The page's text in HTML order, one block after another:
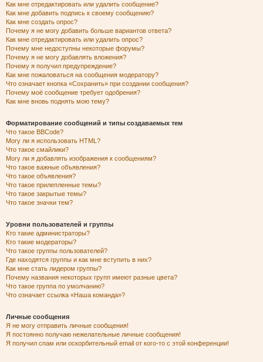
Как мне отредактировать или удалить сообщение?
Как мне добавить подпись к своему сообщению?
Как мне создать опрос?
Почему я не могу добавить больше вариантов ответа?
Как мне отредактировать или удалить опрос?
Почему мне недоступны некоторые форумы?
Почему я не могу добавлять вложения?
Почему я получил предупреждение?
Как мне пожаловаться на сообщения модератору?
Что означает кнопка «Сохранить» при создании сообщения?
Почему моё сообщение требует одобрения?
Как мне вновь поднять мою тему?
Форматирование сообщений и типы создаваемых тем
Что такое BBCode?
Могу ли я использовать HTML?
Что такое смайлики?
Могу ли я добавлять изображения к сообщениям?
Что такое важные объявления?
Что такое объявления?
Что такое прилепленные темы?
Что такое закрытые темы?
Что такое значки тем?
Уровни пользователей и группы
Кто такие администраторы?
Кто такие модераторы?
Что такое группы пользователей?
Где находятся группы и как мне вступить в них?
Как мне стать лидером группы?
Почему названия некоторых групп имеют разные цвета?
Что такое группа по умолчанию?
Что означает ссылка «Наша команда»?
Личные сообщения
Я не могу отправить личные сообщения!
Я постоянно получаю нежелательные личные сообщения!
Я получил спам или оскорбительный email от кого-то с этой конференции!